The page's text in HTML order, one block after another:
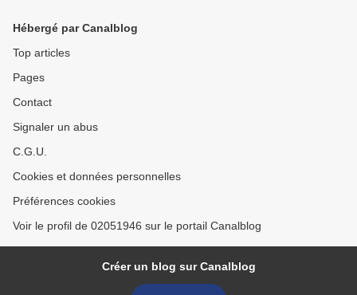
Hébergé par Canalblog
Top articles
Pages
Contact
Signaler un abus
C.G.U.
Cookies et données personnelles
Préférences cookies
Voir le profil de 02051946 sur le portail Canalblog
Créer un blog sur Canalblog